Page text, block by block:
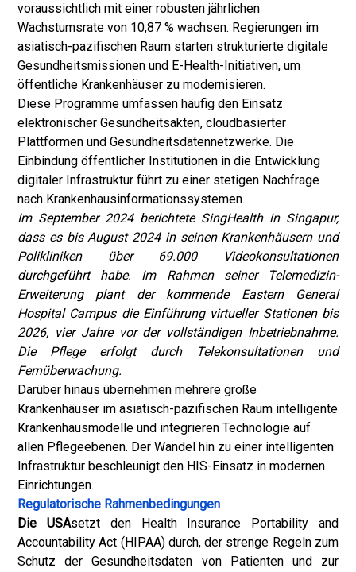
voraussichtlich mit einer robusten jährlichen
Wachstumsrate von 10,87 % wachsen. Regierungen im
asiatisch-pazifischen Raum starten strukturierte digitale
Gesundheitsmissionen und E-Health-Initiativen, um
öffentliche Krankenhäuser zu modernisieren.
Diese Programme umfassen häufig den Einsatz
elektronischer Gesundheitsakten, cloudbasierter
Plattformen und Gesundheitsdatennetzwerke. Die
Einbindung öffentlicher Institutionen in die Entwicklung
digitaler Infrastruktur führt zu einer stetigen Nachfrage
nach Krankenhausinformationssystemen.
Im September 2024 berichtete SingHealth in Singapur,
dass es bis August 2024 in seinen Krankenhäusern und
Polikliniken über 69.000 Videokonsultationen
durchgeführt habe. Im Rahmen seiner Telemedizin-
Erweiterung plant der kommende Eastern General
Hospital Campus die Einführung virtueller Stationen bis
2026, vier Jahre vor der vollständigen Inbetriebnahme.
Die Pflege erfolgt durch Telekonsultationen und
Fernüberwachung.
Darüber hinaus übernehmen mehrere große
Krankenhäuser im asiatisch-pazifischen Raum intelligente
Krankenhausmodelle und integrieren Technologie auf
allen Pflegeebenen. Der Wandel hin zu einer intelligenten
Infrastruktur beschleunigt den HIS-Einsatz in modernen
Einrichtungen.
Regulatorische Rahmenbedingungen
Die USAsetzt den Health Insurance Portability and
Accountability Act (HIPAA) durch, der strenge Regeln zum
Schutz der Gesundheitsdaten von Patienten und zur